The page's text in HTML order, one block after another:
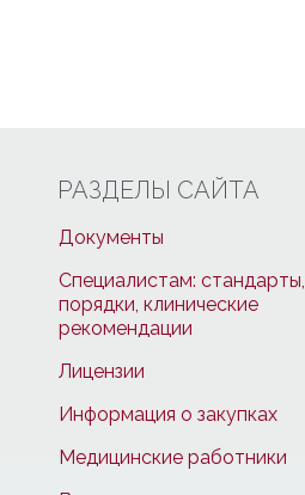
РАЗДЕЛЫ САЙТА
Документы
Специалистам: стандарты,
порядки, клинические
рекомендации
Лицензии
Информация о закупках
Медицинские работники